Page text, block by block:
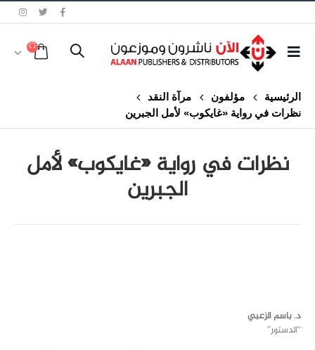
الرئيسية مؤلفون
مرآة النقد
نظرات في رواية «غايكوب» لأمل الجبرين
نظرات في رواية «غايكوب» لأمل
الجبرين
د. باسم الزعبي
“الدستور”